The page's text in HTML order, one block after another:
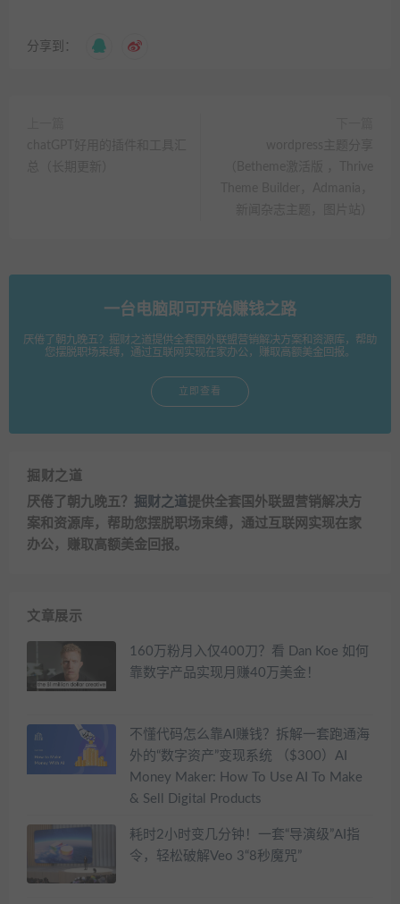
分享到：
一台电脑即可开始赚钱之路
厌倦了朝九晚五？掘财之道提供全套国外联盟营销解决方案和资源库，帮助
您摆脱职场束缚，通过互联网实现在家办公，赚取高额美金回报。
立即查看
掘财之道
厌倦了朝九晚五？ 掘财之道提供全套国外联盟营销解决方
案和资源库，帮助您摆脱职场束缚，通过互联网实现在家
办公，赚取高额美金回报。
文章展示
160万粉月入仅400刀？看 Dan Koe 如何
靠数字产品实现月赚40万美金！
不懂代码怎么靠AI赚钱？拆解一套跑通海
外的“数字资产”变现系统 （$300）AI
Money Maker: How To Use AI To Make
& Sell Digital Products
耗时2小时变几分钟！一套“导演级”AI指
令，轻松破解Veo 3“8秒魔咒”